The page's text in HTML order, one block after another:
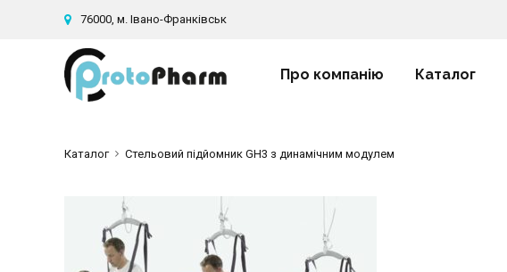
76000, м. Івано-Франківськ
Про компанію Каталог
Каталог Стельовий підйомник GH3 з динамічним модулем